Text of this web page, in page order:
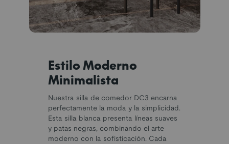
Estilo Moderno
Minimalista
Nuestra silla de comedor DC3 encarna
perfectamente la moda y la simplicidad.
Esta silla blanca presenta líneas suaves
y patas negras, combinando el arte
moderno con la sofisticación. Cada